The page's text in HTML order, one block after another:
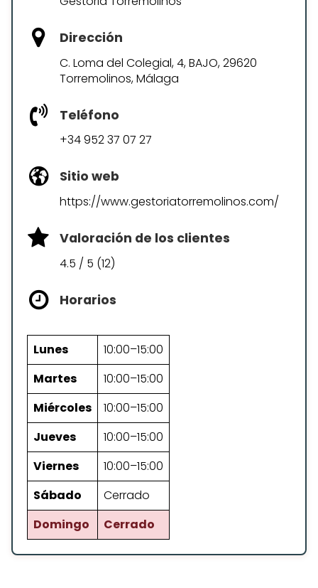
Dirección
C. Loma del Colegial, 4, BAJO, 29620
Torremolinos, Málaga
Teléfono
+34 952 37 07 27
Sitio web
https://www.gestoriatorremolinos.com/
Valoración de los clientes
4.5 / 5 (12)
Horarios
Lunes
10:00–15:00
Martes
10:00–15:00
Miércoles
10:00–15:00
Jueves
10:00–15:00
Viernes
10:00–15:00
Sábado
Cerrado
Domingo
Cerrado